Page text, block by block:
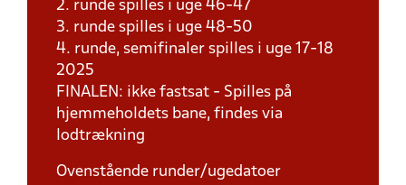
2. runde spilles i uge 46-47
3. runde spilles i uge 48-50
4. runde, semifinaler spilles i uge 17-18
2025
FINALEN: ikke fastsat - Spilles på
hjemmeholdets bane, findes via
lodtrækning
Ovenstående runder/ugedatoer